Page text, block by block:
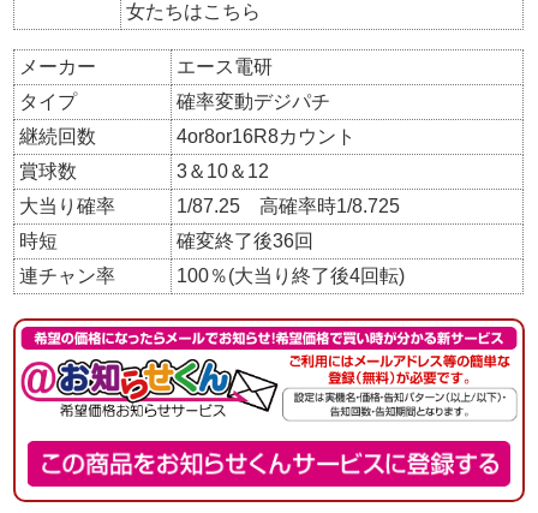
女たちはこちら
メーカー
エース電研
タイプ
確率変動デジパチ
継続回数
4or8or16R8カウント
賞球数
3＆10＆12
大当り確率
1/87.25 高確率時1/8.725
時短
確変終了後36回
連チャン率
100％(大当り終了後4回転)